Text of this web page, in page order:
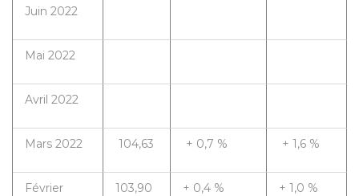
Juin 2022
Mai 2022
Avril 2022
Mars 2022 104,63 + 0,7 % + 1,6 %
Février
103,90 + 0,4 % + 1,0 %